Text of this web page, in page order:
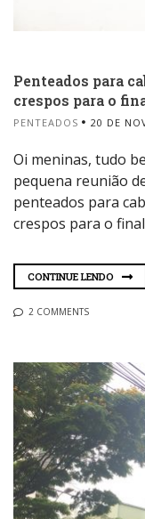
Penteados para
crespos para o
PENTEADOS 20 DE
Oi meninas, tudo
pequena reunião
penteados para
crespos para o
CONTINUE LENDO
2 COMMENTS